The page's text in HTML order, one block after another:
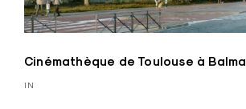
Cinémathèque de Toulouse à Balma
IN